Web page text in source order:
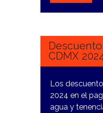
19
CDMX
Los
2024 en el
agua y